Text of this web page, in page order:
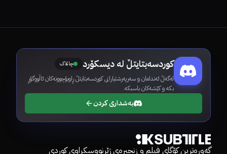
کوردسەبتایتڵ لە دیسکۆرد چالاک
لەگەڵ ئەندامان و سەرپەرشتیارانی کوردسەبتایتڵ ڕاوبۆچوونەکان ئاڵووگۆڕ
بکە و کێشەکان باسبکە.
بەشداری کردن
گەورەترین کۆگای فیلم و زنجیرەی ژێرنووسکراوی کوردی